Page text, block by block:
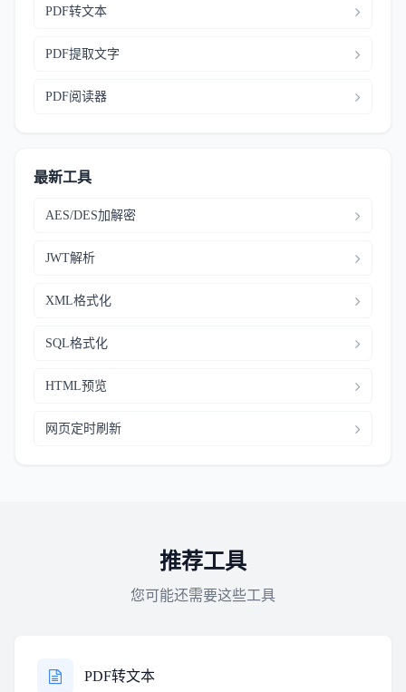
PDF转文本
PDF提取文字
PDF阅读器
最新工具
AES/DES加解密
JWT解析
XML格式化
SQL格式化
HTML预览
网页定时刷新
推荐工具
您可能还需要这些工具
PDF转文本